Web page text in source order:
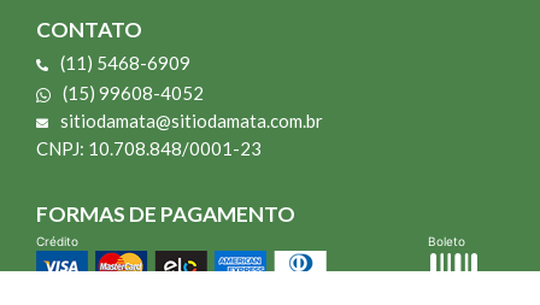
CONTATO
(11) 5468-6909
(15) 99608-4052
sitiodamata@sitiodamata.com.br
CNPJ: 10.708.848/0001-23
FORMAS DE PAGAMENTO
Crédito Boleto